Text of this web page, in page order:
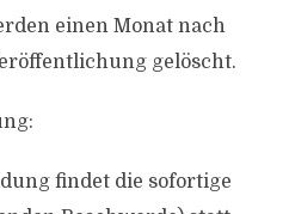
einen Monat nach
gelöscht.
findet die sofortige